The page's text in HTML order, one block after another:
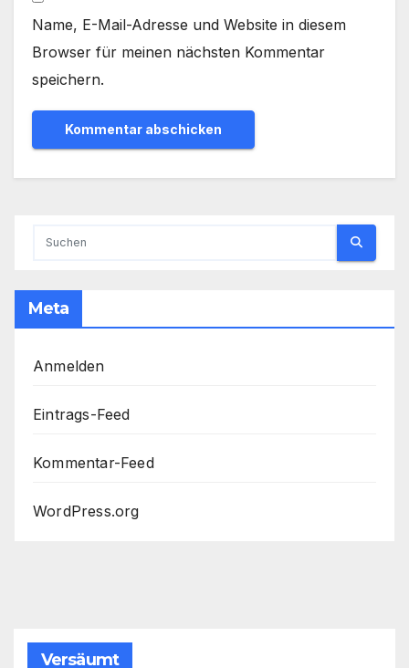
Name, E-Mail-Adresse und Website in diesem
Browser für meinen nächsten Kommentar
speichern.
Meta
Anmelden
Eintrags-Feed
Kommentar-Feed
WordPress.org
Versäumt